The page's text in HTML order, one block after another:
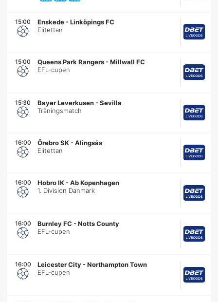
15:00 Enskede -Linköpings FC
Elitettan
15:00 Queens Park Rangers -Millwall FC
EFL-cupen
15:30 Bayer Leverkusen -Sevilla
Träningsmatch
16:00 Örebro SK -Alingsås
Elitettan
16:00 Hobro IK -Ab Kopenhagen
1. Division Danmark
16:00 Burnley FC -Notts County
EFL-cupen
16:00 Leicester City -Northampton Town
EFL-cupen